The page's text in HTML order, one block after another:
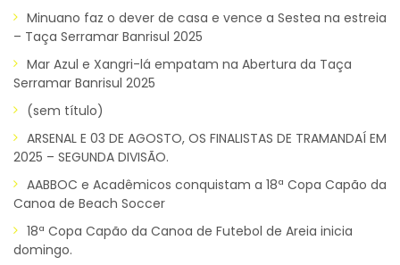
Minuano faz o dever de casa e vence a Sestea na estreia
– Taça Serramar Banrisul 2025
Mar Azul e Xangri-lá empatam na Abertura da Taça
Serramar Banrisul 2025
(sem título)
ARSENAL E 03 DE AGOSTO, OS FINALISTAS DE TRAMANDAÍ EM
2025 – SEGUNDA DIVISÃO.
AABBOC e Acadêmicos conquistam a 18ª Copa Capão da
Canoa de Beach Soccer
18ª Copa Capão da Canoa de Futebol de Areia inicia
domingo.